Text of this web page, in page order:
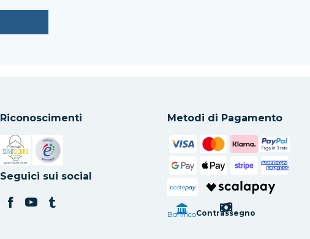
Riconoscimenti
Si apre in una nuova scheda
Si apre in una nuova scheda
Seguici sui social
Metodi di Pagamento
postepay
BonificoContrassegno